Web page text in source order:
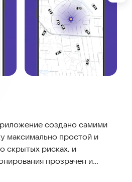
создано самими
максимально простой и
скрытых рисках, и
прозрачен и